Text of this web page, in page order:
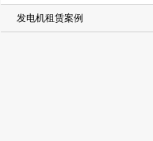
发电机租赁案例